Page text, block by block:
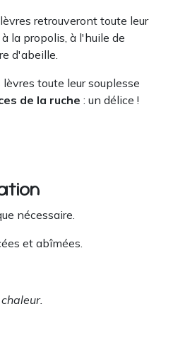
retrouveront toute leur
la propolis, à l'huile de
d'abeille.
toute leur souplesse
de la ruche : un délice !
nécessaire.
et abîmées.